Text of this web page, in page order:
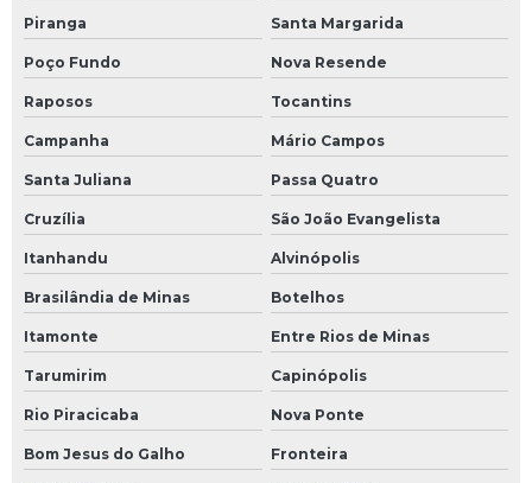
Piranga Santa Margarida
Poço Fundo Nova Resende
Raposos Tocantins
Campanha Mário Campos
Santa Juliana Passa Quatro
Cruzília São João Evangelista
Itanhandu Alvinópolis
Brasilândia de Minas Botelhos
Itamonte Entre Rios de Minas
Tarumirim Capinópolis
Rio Piracicaba Nova Ponte
Bom Jesus do Galho Fronteira